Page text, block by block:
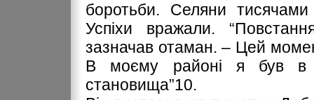
боротьби. Селяни тисячами
Успіхи вражали.
зазначав отаман. – Цей
В моєму районі я був в
становища”10.